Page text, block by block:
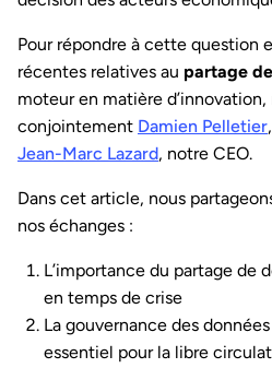
Pour répondre à cette question
récentes relatives au partage
moteur en matière
conjointement Damien Pelletier
Jean-Marc Lazard, notre CEO.
Dans cet article, nous
nos échanges :
L’importance du partage de
en temps de crise
La gouvernance des
essentiel pour la libre